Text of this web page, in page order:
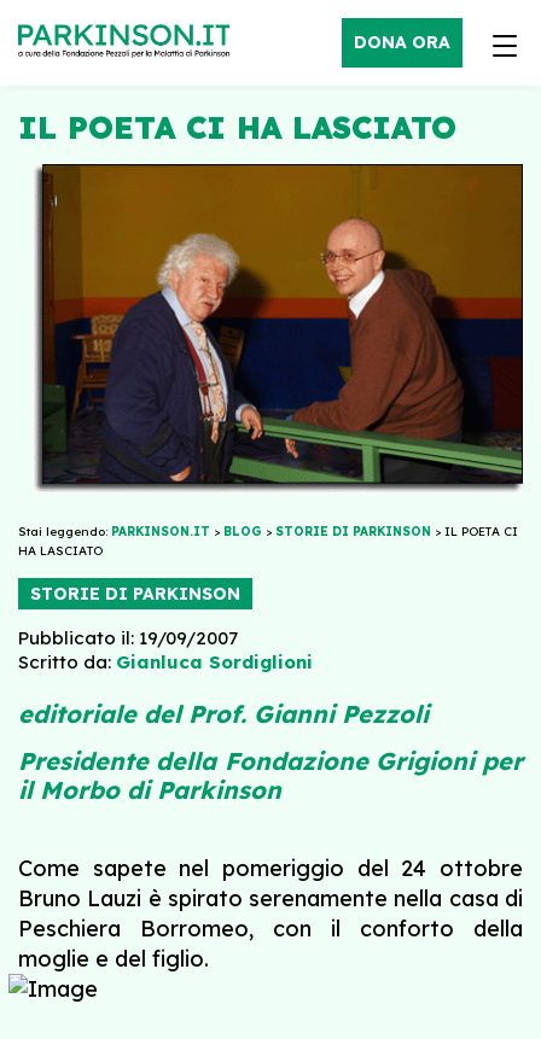
DONA ORA
IL POETA CI HA LASCIATO
Stai leggendo: PARKINSON.IT > BLOG > STORIE DI PARKINSON > IL POETA CI
HA LASCIATO
STORIE DI PARKINSON
Pubblicato il: 19/09/2007
Scritto da: Gianluca Sordiglioni
editoriale del Prof. Gianni Pezzoli
Presidente della Fondazione Grigioni per
il Morbo di Parkinson
Come sapete nel pomeriggio del 24 ottobre
Bruno Lauzi è spirato serenamente nella casa di
Peschiera Borromeo, con il conforto della
moglie e del figlio.